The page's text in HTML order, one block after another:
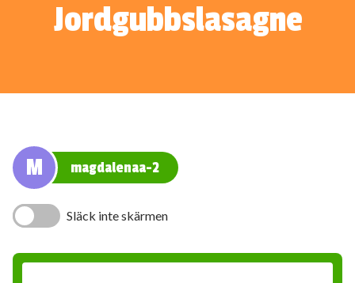
Jordgubbslasagne
M magdalenaa-2
Släck inte skärmen